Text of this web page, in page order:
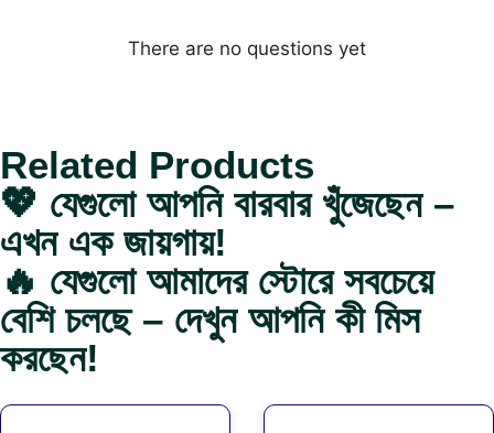
There are no questions yet
Related Products
💖 যেগুলো আপনি বারবার খুঁজেছেন –
এখন এক জায়গায়!
🔥 যেগুলো আমাদের স্টোরে সবচেয়ে
বেশি চলছে – দেখুন আপনি কী মিস
করছেন!